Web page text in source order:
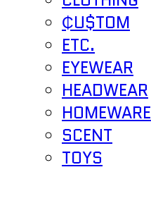
₵U$TOM
ETC.
EYEWEAR
HEADWEAR
HOMEWARE
SCENT
TOYS